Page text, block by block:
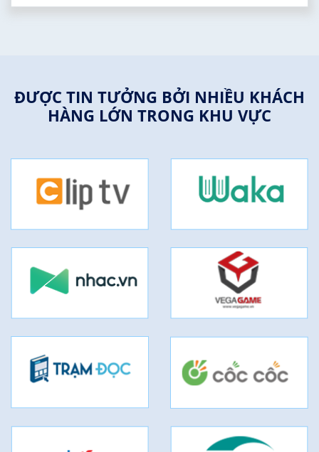
ĐƯỢC TIN TƯỞNG BỞI NHIỀU KHÁCH
HÀNG LỚN TRONG KHU VỰC